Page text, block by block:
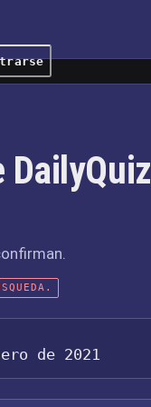
DailyQuiz
de 2021